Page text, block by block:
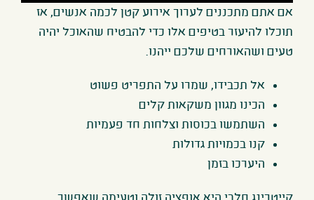
אם אתם מתכננים לערוך אירוע קטן לכמה אנשים, אז
תוכלו להיעזר בטיפים אלו כדי להבטיח שהאוכל יהיה
טעים ושהאורחים שלכם ייהנו.
אל תכבידו, שמרו על התפריט פשוט
הכינו מגוון משקאות קלים
השתמשו בכוסות וצלחות חד פעמיות
קנו בכמויות גדולות
היערכו בזמן